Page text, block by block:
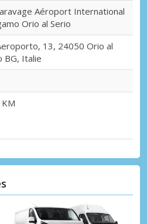
Aéroport International
Orio al Serio
13, 24050 Orio al
BG, Italie